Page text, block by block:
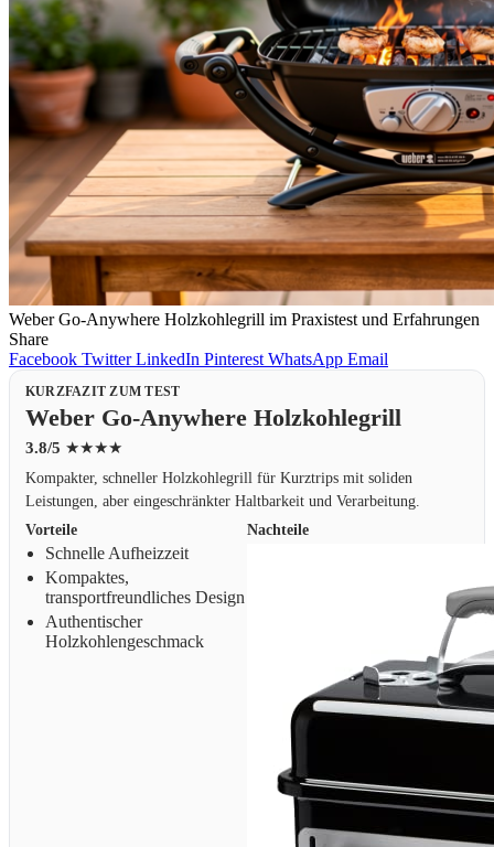
Weber Go-Anywhere Holzkohlegrill im Praxistest und Erfahrungen
Share
Facebook Twitter LinkedIn Pinterest WhatsApp Email
KURZFAZIT ZUM TEST
Weber Go-Anywhere Holzkohlegrill
3.8/5 ★★★★
Kompakter, schneller Holzkohlegrill für Kurztrips mit soliden
Leistungen, aber eingeschränkter Haltbarkeit und Verarbeitung.
Vorteile
Schnelle Aufheizzeit
Kompaktes,
transportfreundliches Design
Authentischer
Holzkohlengeschmack
Nachteile